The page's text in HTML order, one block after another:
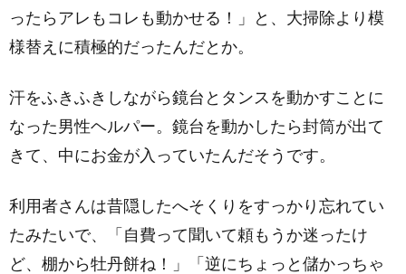
ったらアレもコレも動かせる！」と、大掃除より模
様替えに積極的だったんだとか。
汗をふきふきしながら鏡台とタンスを動かすことに
なった男性ヘルパー。鏡台を動かしたら封筒が出て
きて、中にお金が入っていたんだそうです。
利用者さんは昔隠したへそくりをすっかり忘れてい
たみたいで、「自費って聞いて頼もうか迷ったけ
ど、棚から牡丹餅ね！」「逆にちょっと儲かっちゃ